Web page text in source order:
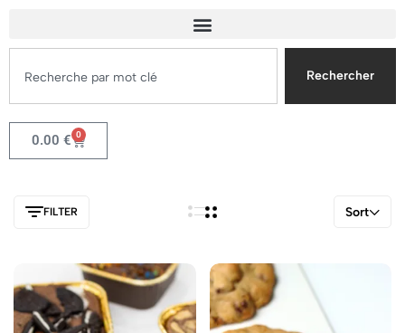
Rechercher
0.00 € 0
FILTER Sort